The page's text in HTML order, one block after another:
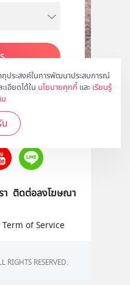
ประสงค์ในการพัฒนาประสบการณ์
เอียดได้ใน นโยบายคุกกี้ และ เรียนรู้
ได้ที่
ติดต่อลงโฆษณา
Term of Service
RESERVED.